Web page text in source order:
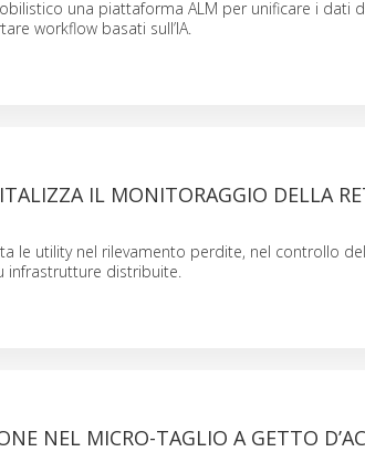
una piattaforma ALM per unificare i dati
workflow basati sull’IA.
IL MONITORAGGIO DELLA
le utility nel rilevamento perdite, nel controllo
infrastrutture distribuite.
NEL MICRO-TAGLIO A GETTO